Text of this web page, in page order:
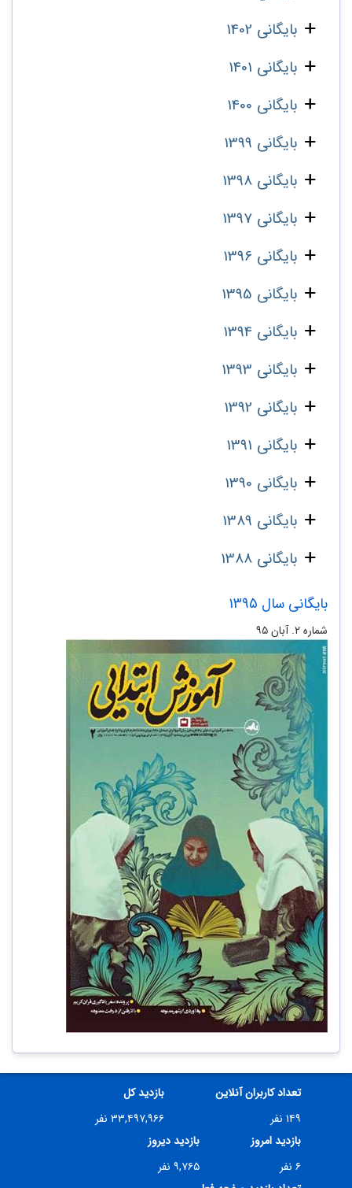
بایگانی 1402
بایگانی 1401
بایگانی 1400
بایگانی 1399
بایگانی 1398
بایگانی 1397
بایگانی 1396
بایگانی 1395
بایگانی 1394
بایگانی 1393
بایگانی 1392
بایگانی 1391
بایگانی 1390
بایگانی 1389
بایگانی 1388
بایگانی سال 1395
شماره ۲. آبان ۹۵
تعداد کاربران آنلاین
۱۴۹ نفر
بازدید کل
۳۳,۴۹۷,۹۶۶ نفر
بازدید امروز
۶ نفر
بازدید دیروز
۹,۷۶۵ نفر